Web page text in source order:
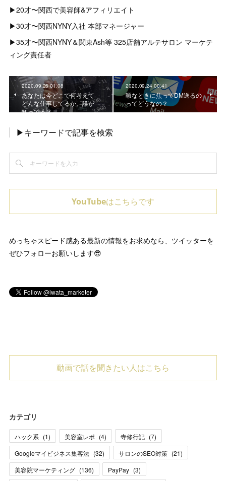
▶︎20才〜関西で美容師&アフィリエイト
▶︎30才〜関西NYNY入社 本部マネージャー
▶︎35才〜関西NYNY＆関東Ash等 325店舗アルテサロン マーケテ
ィング責任者
2020.09.26 01:08
あなたは今どこで何考えて
どんな仕事してるか、誰が
知ってる？
2020.09.24 00:41
暇なときに焦ってDM送るの
ってどうなの？
▶キーワードで記事を検索
YouTubeはこちらです
めっちゃスピード感ある最新の情報をお求めなら、ツイッターを
ぜひフォローお願いします😎
動画で話を聞きたい人はこちら
カテゴリ
ハック系 (1) 美容室レポ (4) 寺修行記 (7)
Googleマイビジネス集客法 (32) サロンのSEO対策 (21)
美容院マーケティング (136) PayPay (3)